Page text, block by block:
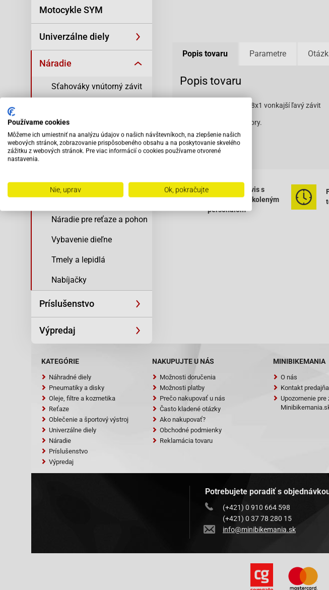
Motocykle SYM
Univerzálne diely
Náradie
Sťahováky vnútorný závit
Náradie na variator a
spojku
Náradie na motor a spojku
Náradie pre reťaze a pohon
Vybavenie dieľne
Tmely a lepidlá
Nabíjačky
Príslušenstvo
Výpredaj
Popis tovaru Parametre
Popis tovaru
Sťahovák magnetu M18x1 vonkajší ľavý závit
Pre Minarelli a CPI motory.
Vybavený servis s
odborným vyškoleným
personálom
KATEGÓRIE
Náhradné diely
Pneumatiky a disky
Oleje, filtre a kozmetika
Reťaze
Oblečenie a športový výstroj
Univerzálne diely
Náradie
Príslušenstvo
Výpredaj
NAKUPUJTE U NÁS
Možnosti doručenia
Možnosti platby
Prečo nakupovať u nás
Často kladené otázky
Ako nakupovať?
Obchodné podmienky
Reklamácia tovaru
MINIBIKEMANIA
O nás
Kontakt predajňa
Upozornenie
Potrebujete poradiť s
(+421) 0 910 664 598
(+421) 0 37 78 280 15
info@minibikemania.sk
Používame cookies
Môžeme ich umiestniť na analýzu údajov o našich návštevníkoch, na zlepšenie našich
webových stránok, zobrazovanie prispôsobeného obsahu a na poskytovanie skvelého
zážitku z webových stránok. Pre viac informácií o cookies používame otvorené
nastavenia.
Nie, uprav Ok, pokračujte